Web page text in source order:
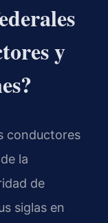
y
conductores
la
de
siglas en